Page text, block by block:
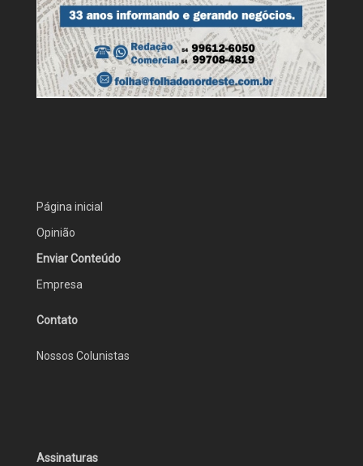
Página inicial
Opinião
Enviar Conteúdo
Empresa
Contato
Nossos Colunistas
Assinaturas